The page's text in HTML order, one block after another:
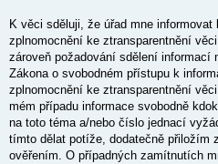
K věci sděluji, že úřad mne informovat
zplnomocnění ke ztransparentnění
zároveň požadování sdělení informací
Zákona o svobodném přístupu k
zplnomocnění ke ztransparentnění
mém případu informace svobodně
na toto téma a/nebo číslo jednací
tímto dělat potíže, dodatečně přiložím
ověřením. O případných zamítnutích